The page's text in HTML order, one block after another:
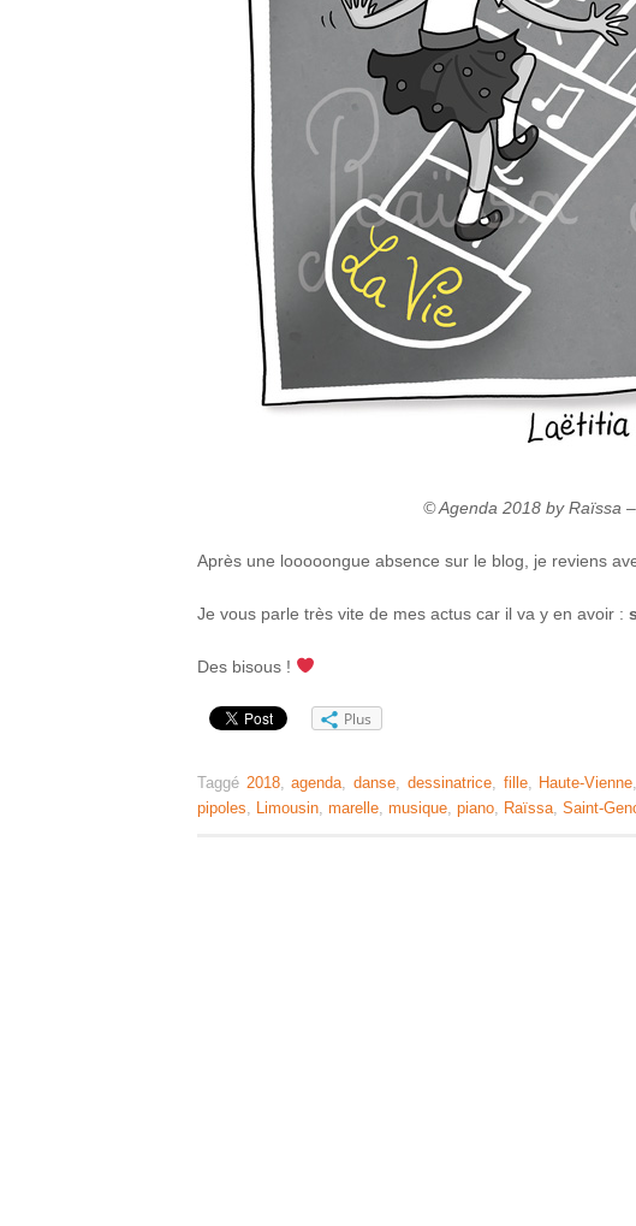
© Agenda 2018 by Raïssa
Après une looooongue absence sur le blog, je reviens
Je vous parle très vite de mes actus car il va y en avoir :
Des bisous !
Plus
Taggé 2018,agenda ,danse dessinatrice, fille, Haute-Vienne
pipoles
Limousin marelle musique piano Raïssa Saint-